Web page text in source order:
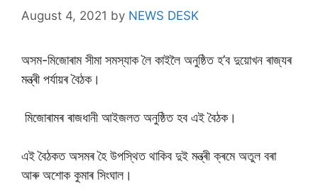
August 4, 2021 by NEWS DESK
অসম-মিজোৰাম সীমা সমস্যাক লৈ কাইলৈ অনুষ্ঠিত হ’ব দুয়োখন ৰাজ্যৰ
মন্ত্ৰী পৰ্যায়ৰ বৈঠক।
মিজোৰামৰ ৰাজধানী আইজলত অনুষ্ঠিত হব এই বৈঠক।
এই বৈঠকত অসমৰ হৈ উপস্থিত থাকিব দুই মন্ত্ৰী ক্ৰমে অতুল বৰা
আৰু অশোক কুমাৰ সিংঘাল।